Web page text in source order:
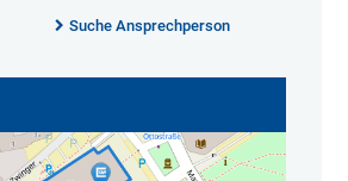
Suche Ansprechperson